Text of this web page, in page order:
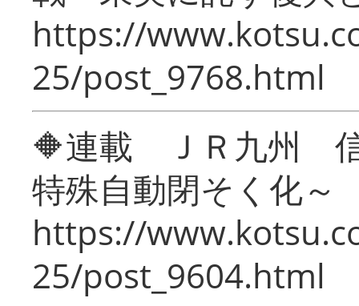
https://
25/post_9768.html
🔶連載 ＪＲ九州 信
特殊自動閉そく化～
https://
25/post_9604.html